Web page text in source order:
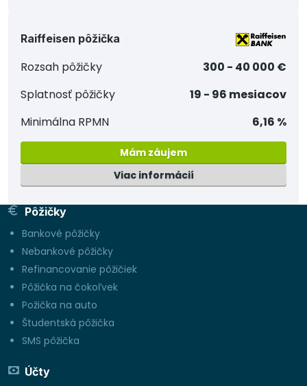
Raiffeisen pôžička
Rozsah pôžičky
300 - 40 000 €
Splatnosť pôžičky
19 - 96 mesiacov
Minimálna RPMN
6,16 %
Mám záujem
Viac informácií
Pôžičky
Bankové pôžičky
Nebankové pôžičky
Refinancovanie pôžičiek
Pôžička na čokoľvek
Požička na auto
Študentská pôžička
SMS pôžička
Účty